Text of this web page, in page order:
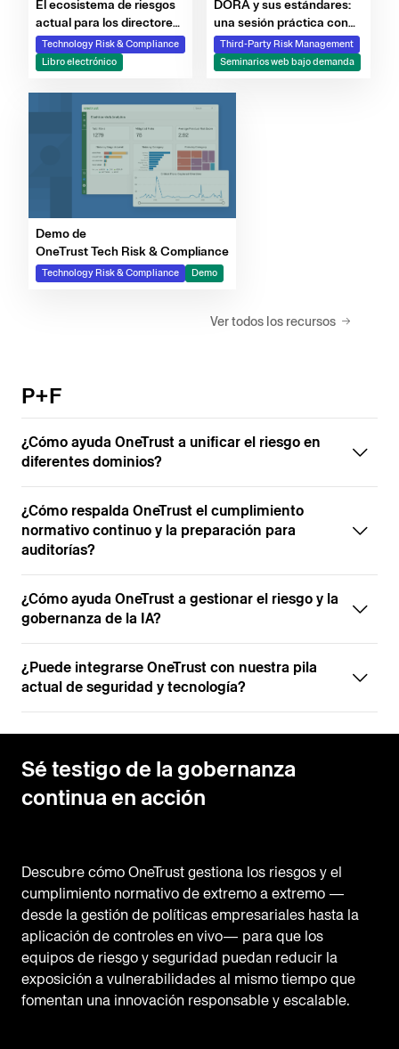
El ecosistema de riesgos
actual para los directores
de seguridad de la
información: IA, terceros,
partes ulteriores y mucho
más
Technology Risk & Compliance
Libro electrónico
DORA y sus estándares:
una sesión práctica con
OneTrust y Deloitte
Third-Party Risk Management
Seminarios web bajo demanda
Demo de
OneTrust Tech Risk & Compliance
Technology Risk & Compliance Demo
Ver todos los recursos
P+F
¿Cómo ayuda OneTrust a unificar el riesgo en
diferentes dominios?
¿Cómo respalda OneTrust el cumplimiento
normativo continuo y la preparación para
auditorías?
¿Cómo ayuda OneTrust a gestionar el riesgo y la
gobernanza de la IA?
¿Puede integrarse OneTrust con nuestra pila
actual de seguridad y tecnología?
Sé testigo de la gobernanza
continua en acción
Descubre cómo OneTrust gestiona los riesgos y el
cumplimiento normativo de extremo a extremo —
desde la gestión de políticas empresariales hasta la
aplicación de controles en vivo— para que los
equipos de riesgo y seguridad puedan reducir la
exposición a vulnerabilidades al mismo tiempo que
fomentan una innovación responsable y escalable.